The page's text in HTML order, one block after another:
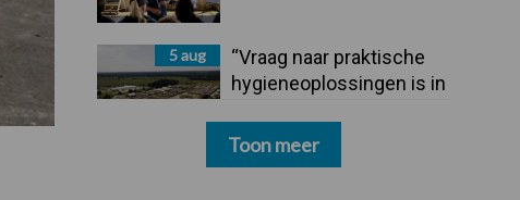
5 aug
“Vraag naar praktische
hygieneoplossingen is in
Toon meer